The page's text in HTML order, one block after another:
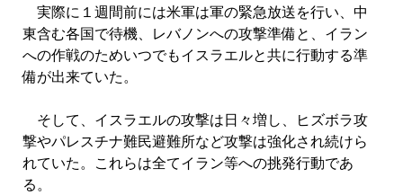
実際に１週間前には米軍は軍の緊急放送を行い、中
東含む各国で待機、レバノンへの攻撃準備と、イラン
への作戦のためいつでもイスラエルと共に行動する準
備が出来ていた。
そして、イスラエルの攻撃は日々増し、ヒズボラ攻
撃やパレスチナ難民避難所など攻撃は強化され続けら
れていた。これらは全てイラン等への挑発行動であ
る。